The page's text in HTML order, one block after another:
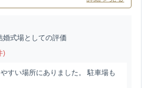
婚式場としての評価
)
すい場所にありました。 駐車場も